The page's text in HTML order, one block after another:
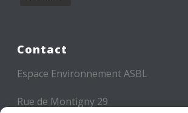
Contact
Espace Environnement ASBL
Rue de Montigny 29